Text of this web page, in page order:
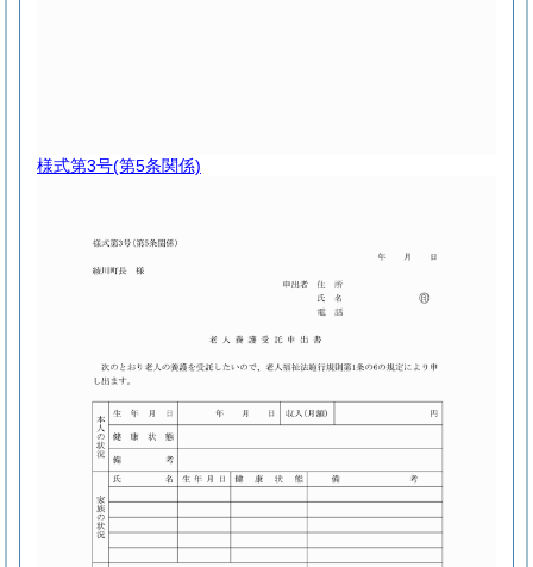
様式第3号(第5条関係)